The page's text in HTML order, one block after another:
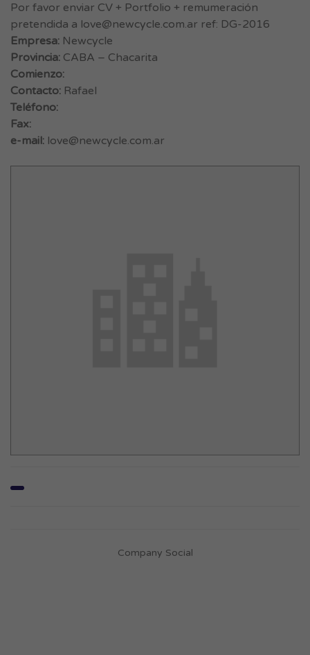
Por favor enviar CV + Portfolio + remumeración
pretendida a love@newcycle.com.ar ref: DG-2016
Empresa: Newcycle
Provincia: CABA – Chacarita
Comienzo:
Contacto: Rafael
Teléfono:
Fax:
e-mail: love@newcycle.com.ar
Company Social